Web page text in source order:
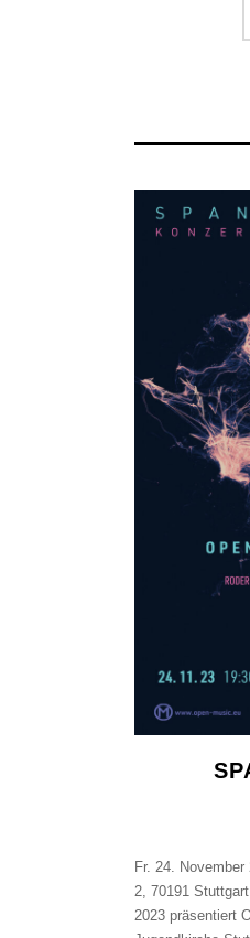
Fr. 24.
2, 70191
2023 präsentiert